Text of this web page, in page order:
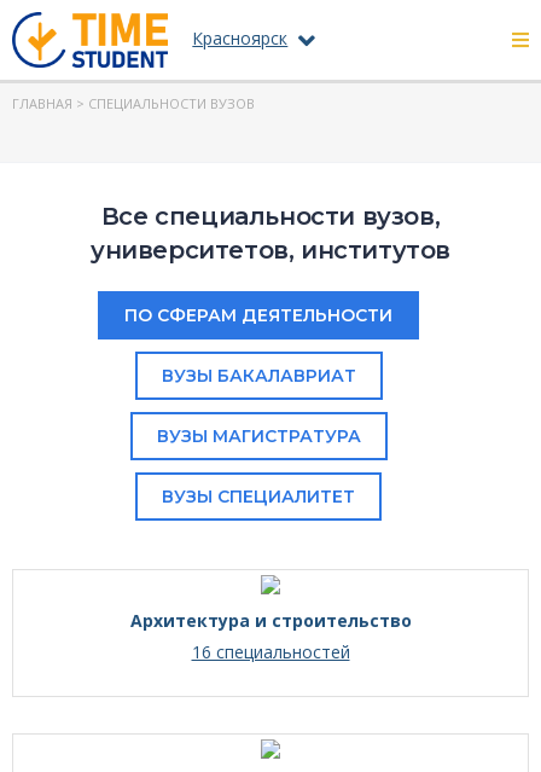
Красноярск
ГЛАВНАЯ > СПЕЦИАЛЬНОСТИ ВУЗОВ
Все специальности вузов,
университетов, институтов
ПО СФЕРАМ ДЕЯТЕЛЬНОСТИ
ВУЗЫ БАКАЛАВРИАТ
ВУЗЫ МАГИСТРАТУРА
ВУЗЫ СПЕЦИАЛИТЕТ
Архитектура и строительство
16 специальностей